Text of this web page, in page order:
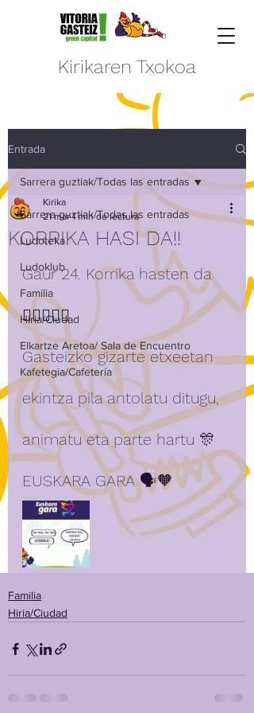
Kirikaren Txokoa
Entrada
Sarrera guztiak/Todas las entradas
Ludoteka
Ludoklub
Familia
Hiria/Ciudad
Elkartze Aretoa/ Sala de Encuentro
Kafetegia/Cafetería
Sarrera guztiak/Todas las entradas
KORRIKA HASI DA!!
Kirika
21 mar 1 min de lectura
Gaur 24. Korrika hasten da
🏃‍♀️🏃🏿‍♂️
Gasteizko gizarte etxeetan
ekintza pila antolatu ditugu,
animatu eta parte hartu 🎊
EUSKARA GARA 🗣️🧡
Familia
Hiria/Ciudad